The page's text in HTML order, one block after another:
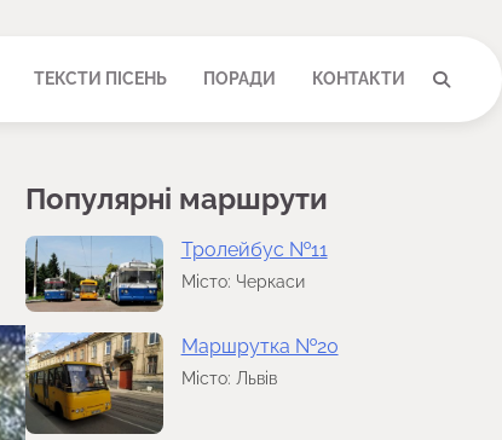
ТЕКСТИ ПІСЕНЬ ПОРАДИ КОНТАКТИ
Популярні маршрути
Тролейбус №11
Місто: Черкаси
Маршрутка №20
Місто: Львів